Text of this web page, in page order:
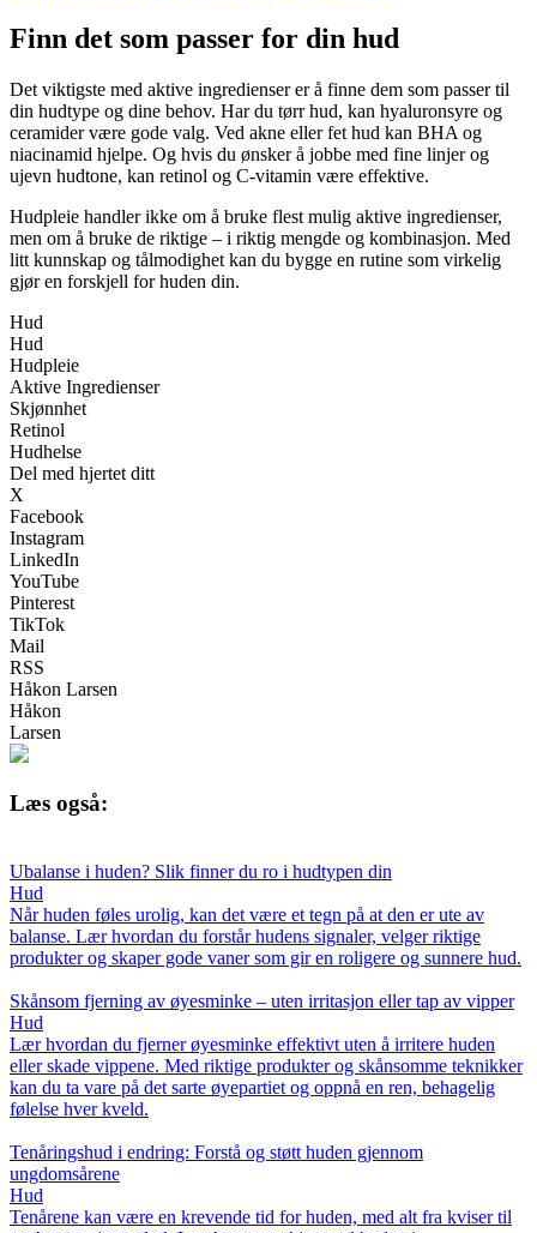
Finn det som passer for din hud
Det viktigste med aktive ingredienser er å finne dem som passer til
din hudtype og dine behov. Har du tørr hud, kan hyaluronsyre og
ceramider være gode valg. Ved akne eller fet hud kan BHA og
niacinamid hjelpe. Og hvis du ønsker å jobbe med fine linjer og
ujevn hudtone, kan retinol og C-vitamin være effektive.
Hudpleie handler ikke om å bruke flest mulig aktive ingredienser,
men om å bruke de riktige – i riktig mengde og kombinasjon. Med
litt kunnskap og tålmodighet kan du bygge en rutine som virkelig
gjør en forskjell for huden din.
Hud
Hud
Hudpleie
Aktive Ingredienser
Skjønnhet
Retinol
Hudhelse
Del med hjertet ditt
X
Facebook
Instagram
LinkedIn
YouTube
Pinterest
TikTok
Mail
RSS
Håkon Larsen
Håkon
Larsen
Læs også:
Ubalanse i huden? Slik finner du ro i hudtypen din
Hud
Når huden føles urolig, kan det være et tegn på at den er ute av
balanse. Lær hvordan du forstår hudens signaler, velger riktige
produkter og skaper gode vaner som gir en roligere og sunnere hud.
Skånsom fjerning av øyesminke – uten irritasjon eller tap av vipper
Hud
Lær hvordan du fjerner øyesminke effektivt uten å irritere huden
eller skade vippene. Med riktige produkter og skånsomme teknikker
kan du ta vare på det sarte øyepartiet og oppnå en ren, behagelig
følelse hver kveld.
Tenåringshud i endring: Forstå og støtt huden gjennom
ungdomsårene
Hud
Tenårene kan være en krevende tid for huden, med alt fra kviser til